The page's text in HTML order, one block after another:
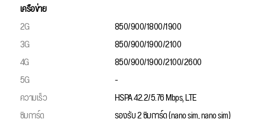
เครือข่าย
2G
850/900/1800/1900
3G
850/900/1900/2100
4G
850/900/1900/2100/2600
5G
-
ความเร็ว
HSPA 42.2/5.76 Mbps, LTE